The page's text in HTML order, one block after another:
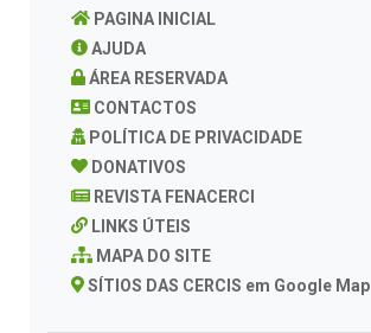
PAGINA INICIAL
AJUDA
ÁREA RESERVADA
CONTACTOS
POLÍTICA DE PRIVACIDADE
DONATIVOS
REVISTA FENACERCI
LINKS ÚTEIS
MAPA DO SITE
SÍTIOS DAS CERCIS em Google Map